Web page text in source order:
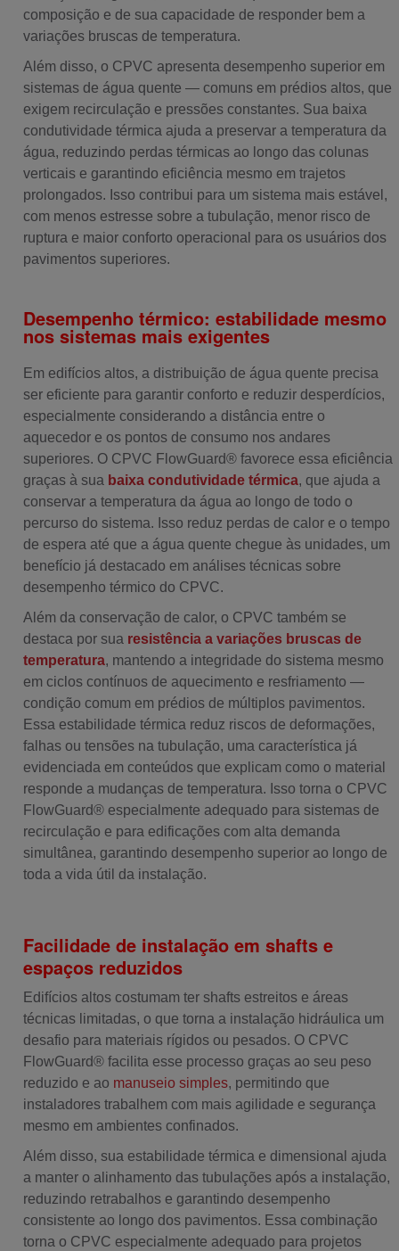
composição e de sua capacidade de responder bem a
variações bruscas de temperatura.
Além disso, o CPVC apresenta desempenho superior em
sistemas de água quente — comuns em prédios altos, que
exigem recirculação e pressões constantes. Sua baixa
condutividade térmica ajuda a preservar a temperatura da
água, reduzindo perdas térmicas ao longo das colunas
verticais e garantindo eficiência mesmo em trajetos
prolongados. Isso contribui para um sistema mais estável,
com menos estresse sobre a tubulação, menor risco de
ruptura e maior conforto operacional para os usuários dos
pavimentos superiores.
Desempenho térmico: estabilidade mesmo
nos sistemas mais exigentes
Em edifícios altos, a distribuição de água quente precisa
ser eficiente para garantir conforto e reduzir desperdícios,
especialmente considerando a distância entre o
aquecedor e os pontos de consumo nos andares
superiores. O CPVC FlowGuard® favorece essa eficiência
graças à sua baixa condutividade térmica, que ajuda a
conservar a temperatura da água ao longo de todo o
percurso do sistema. Isso reduz perdas de calor e o tempo
de espera até que a água quente chegue às unidades, um
benefício já destacado em análises técnicas sobre
desempenho térmico do CPVC.
Além da conservação de calor, o CPVC também se
destaca por sua resistência a variações bruscas de
temperatura, mantendo a integridade do sistema mesmo
em ciclos contínuos de aquecimento e resfriamento —
condição comum em prédios de múltiplos pavimentos.
Essa estabilidade térmica reduz riscos de deformações,
falhas ou tensões na tubulação, uma característica já
evidenciada em conteúdos que explicam como o material
responde a mudanças de temperatura. Isso torna o CPVC
FlowGuard® especialmente adequado para sistemas de
recirculação e para edificações com alta demanda
simultânea, garantindo desempenho superior ao longo de
toda a vida útil da instalação.
Facilidade de instalação em shafts e
espaços reduzidos
Edifícios altos costumam ter shafts estreitos e áreas
técnicas limitadas, o que torna a instalação hidráulica um
desafio para materiais rígidos ou pesados. O CPVC
FlowGuard® facilita esse processo graças ao seu peso
reduzido e ao manuseio simples, permitindo que
instaladores trabalhem com mais agilidade e segurança
mesmo em ambientes confinados.
Além disso, sua estabilidade térmica e dimensional ajuda
a manter o alinhamento das tubulações após a instalação,
reduzindo retrabalhos e garantindo desempenho
consistente ao longo dos pavimentos. Essa combinação
torna o CPVC especialmente adequado para projetos